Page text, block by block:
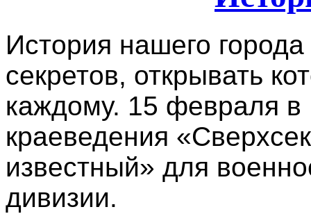
История нашего
секретов, открывать
каждому. 15 февраля в
краеведения
известный» для
дивизии.